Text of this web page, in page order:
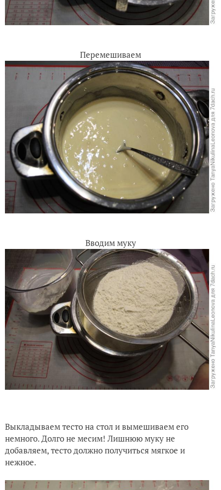
Перемешиваем
Вводим муку
Выкладываем тесто на стол и вымешиваем его
немного. Долго не месим! Лишнюю муку не
добавляем, тесто должно получиться мягкое и
нежное.